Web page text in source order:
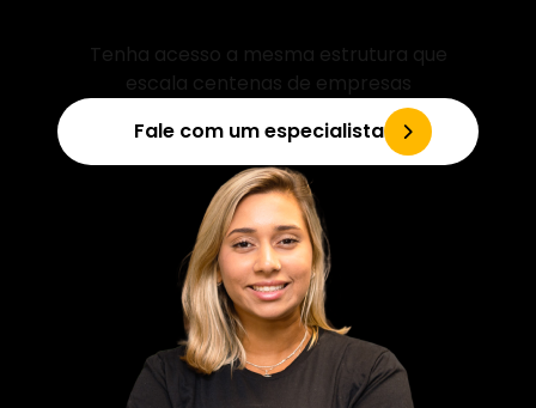
Tenha acesso a mesma estrutura que
escala centenas de empresas
Fale com um especialista